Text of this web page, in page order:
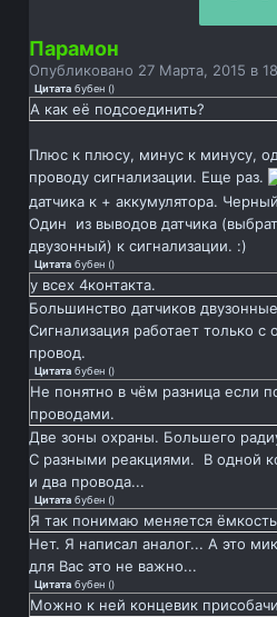
Парамон
Опубликовано 27 Марта, 2015 в
Цитата бубен ()
А как её подсоединить?
Плюс к плюсу, минус к минусу,
проводу сигнализации. Еще раз.
датчика к + аккумулятора.
Один из выводов датчика
двузонный) к сигнализации. :)
Цитата бубен ()
у всех 4контакта.
Большинство датчиков
Сигнализация работает только
провод.
Цитата бубен ()
Не понятно в чём разница если
проводами.
Две зоны охраны. Большего
С разными реакциями. В одной
и два провода...
Цитата бубен ()
Я так понимаю меняется ёмкость
Нет. Я написал аналог... А это
для Вас это не важно...
Цитата бубен ()
Можно к ней концевик